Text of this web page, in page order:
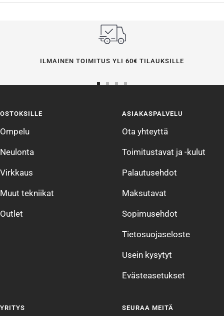
ILMAINEN TOIMITUS YLI 60€ TILAUKSILLE
4
OSTOKSILLE
Ompelu
Neulonta
Virkkaus
Muut tekniikat
Outlet
ASIAKASPALVELU
Ota yhteyttä
Toimitustavat ja -kulut
Palautusehdot
Maksutavat
Sopimusehdot
Tietosuojaseloste
Usein kysytyt
Evästeasetukset
YRITYS SEURAA MEITÄ